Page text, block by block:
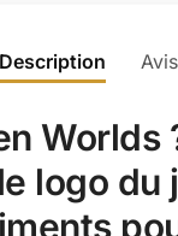
Description Avis
Worlds
logo